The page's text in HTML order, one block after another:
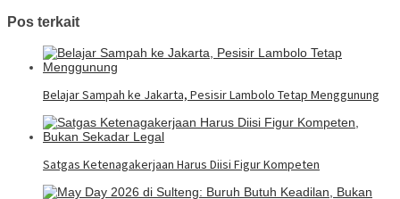
Pos terkait
Belajar Sampah ke Jakarta, Pesisir Lambolo Tetap Menggunung
Satgas Ketenagakerjaan Harus Diisi Figur Kompeten